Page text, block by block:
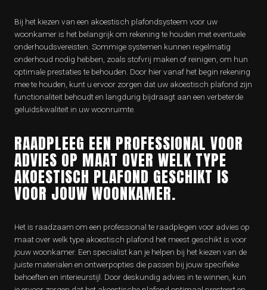
Bij het kiezen van een akoestisch plafondsysteem voor uw
woonkamer is het belangrijk om rekening te houden met eventuele
onderhoudsvereisten. Sommige systemen kunnen regelmatig
onderhoud nodig hebben, zoals stofvrij maken of reinigen, om hun
optimale prestaties te behouden. Door hier vanaf het begin rekening
mee te houden, kunt u ervoor zorgen dat uw akoestisch plafond zijn
functionaliteit behoudt en langdurig bijdraagt aan een verbeterde
geluidskwaliteit in uw woonruimte.
RAADPLEEG EEN PROFESSIONAL VOOR
ADVIES OP MAAT OVER WELK TYPE
AKOESTISCH PLAFOND GESCHIKT IS
VOOR JOUW WOONKAMER.
Het is raadzaam om een professional te raadplegen voor advies op
maat over welk type akoestisch plafond het meest geschikt is voor
jouw woonkamer. Een specialist kan je helpen bij het kiezen van de
juiste materialen en ontwerpopties die passen bij jouw specifieke
behoeften en interieurstijl. Door deskundig advies in te winnen, kun